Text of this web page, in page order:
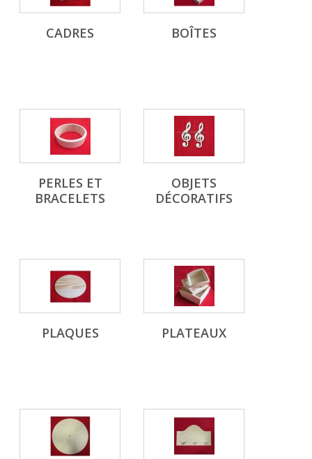
CADRES BOÎTES
PERLES ET
BRACELETS
OBJETS
DÉCORATIFS
PLAQUES PLATEAUX